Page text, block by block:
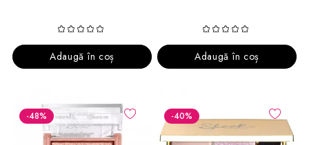
Adaugă în coș Adaugă în coș
-48% -40%